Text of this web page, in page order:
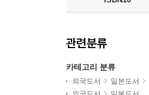
관련분류
카테고리 분류
외국도서 일본도서